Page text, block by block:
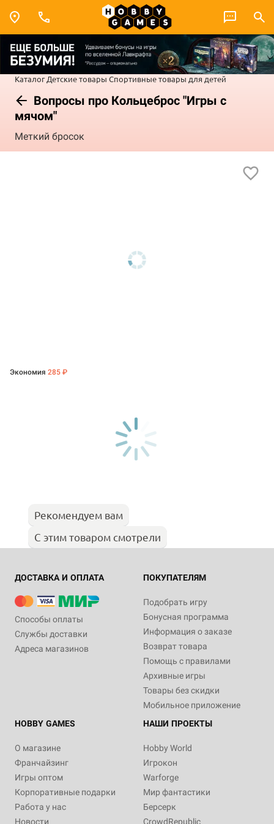
Каталог Детские товары Спортивные товары для детей
Вопросы про Кольцеброс "Игры с
мячом"
Меткий бросок
Экономия 285 ₽
Рекомендуем вам
С этим товаром смотрели
ДОСТАВКА И ОПЛАТА
Способы оплаты
Службы доставки
Адреса магазинов
ПОКУПАТЕЛЯМ
Подобрать игру
Бонусная программа
Информация о заказе
Возврат товара
Помощь с правилами
Архивные игры
Товары без скидки
Мобильное приложение
HOBBY GAMES
О магазине
Франчайзинг
Игры оптом
Корпоративные подарки
Работа у нас
Новости
НАШИ ПРОЕКТЫ
Hobby World
Игрокон
Warforge
Мир фантастики
Берсерк
CrowdRepublic